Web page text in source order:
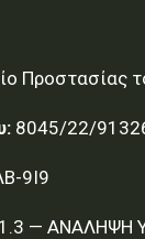
Προστασίας
8045/22/
9Ι9
— ΑΝΑΛΗΨΗ